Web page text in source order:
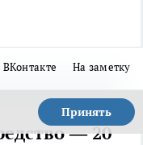
На заметку
Принять
— 20